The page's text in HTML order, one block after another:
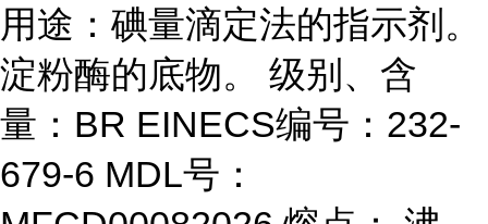
用途：碘量滴定法的指示剂。
淀粉酶的底物。 级别、含
量：BR EINECS编号：232-
679-6 MDL号：